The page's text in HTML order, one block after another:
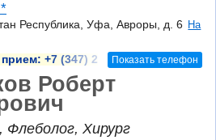
Республика, Уфа, Авроры, д. 6 На
прием: +7 (347) 2 Показать телефон
Роберт
Флеболог, Хирург